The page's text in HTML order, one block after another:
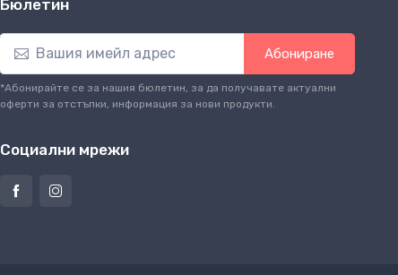
Бюлетин
Абониране
*Абонирайте се за нашия бюлетин, за да получавате актуални
оферти за отстъпки, информация за нови продукти.
Социални мрежи